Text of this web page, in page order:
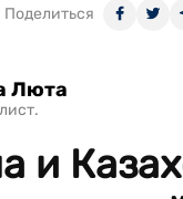
Поделиться
Люта
и